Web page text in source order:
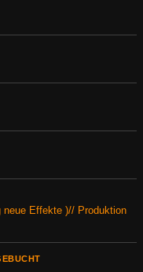
neue Effekte )// Produktion